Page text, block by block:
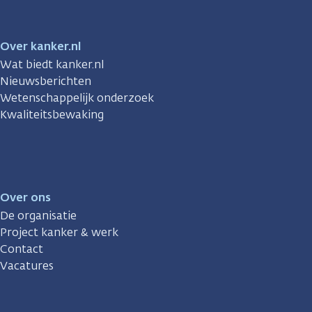
Over kanker.nl
Wat biedt kanker.nl
Nieuwsberichten
Wetenschappelijk onderzoek
Kwaliteitsbewaking
Over ons
De organisatie
Project kanker & werk
Contact
Vacatures